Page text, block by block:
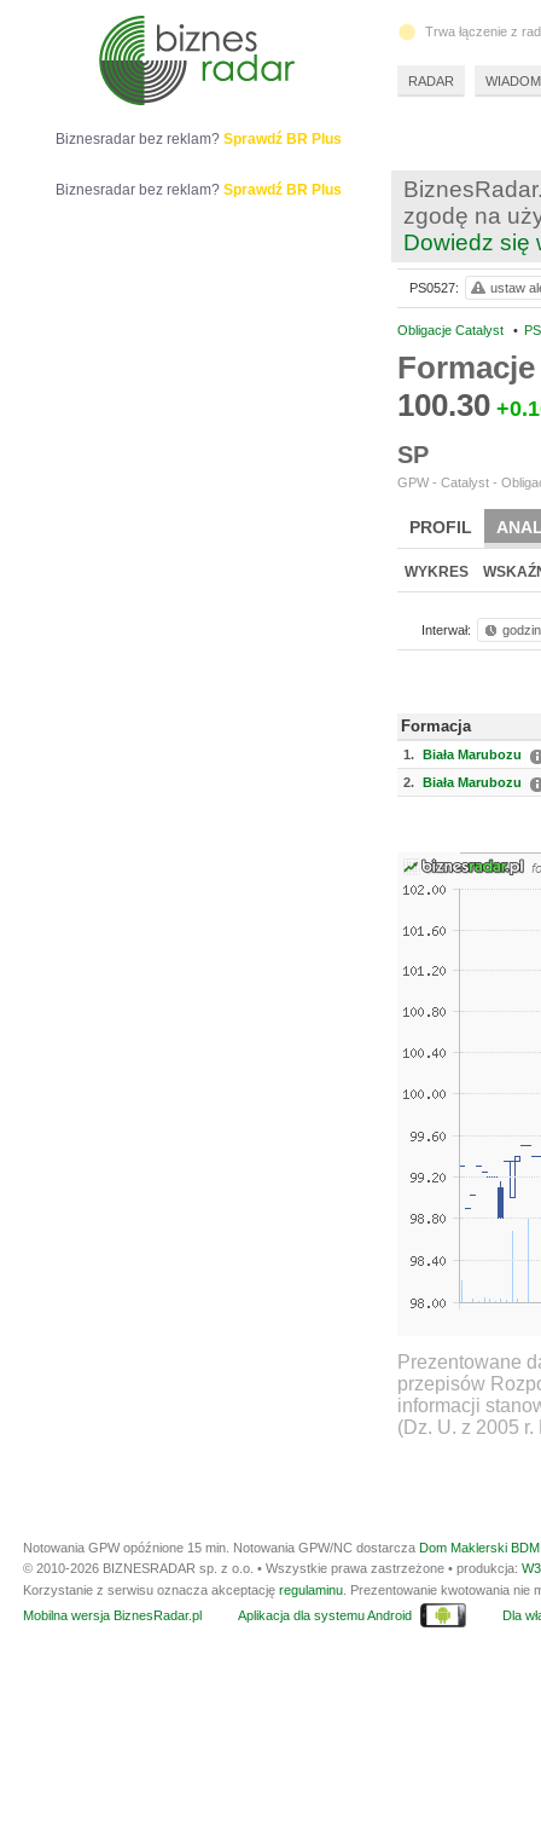
zgodę na
Dowiedz się
Obligacje Catalyst •
100.30
SP
GPW - Catalyst -
PROFIL
WYKRES
Interwał:
Formacja
1. Biała Marubozu
2. Biała Marubozu
Prezentowane
przepisów
informacji
(Dz. U. z 2005
PS0527: ustaw
Biznesradar bez reklam? Sprawdź BR Plus
Biznesradar bez reklam? Sprawdź BR Plus
Trwa łączenie z
RADAR
Notowania GPW opóźnione 15 min. Notowania GPW/NC dostarcza Dom Maklerski
© 2010-2026 BIZNESRADAR sp. z o.o. • Wszystkie prawa zastrzeżone • produkcja:
Korzystanie z serwisu oznacza akceptację regulaminu . Prezentowanie kwotowania
Mobilna wersja BiznesRadar.pl
Aplikacja dla systemu Android Dla